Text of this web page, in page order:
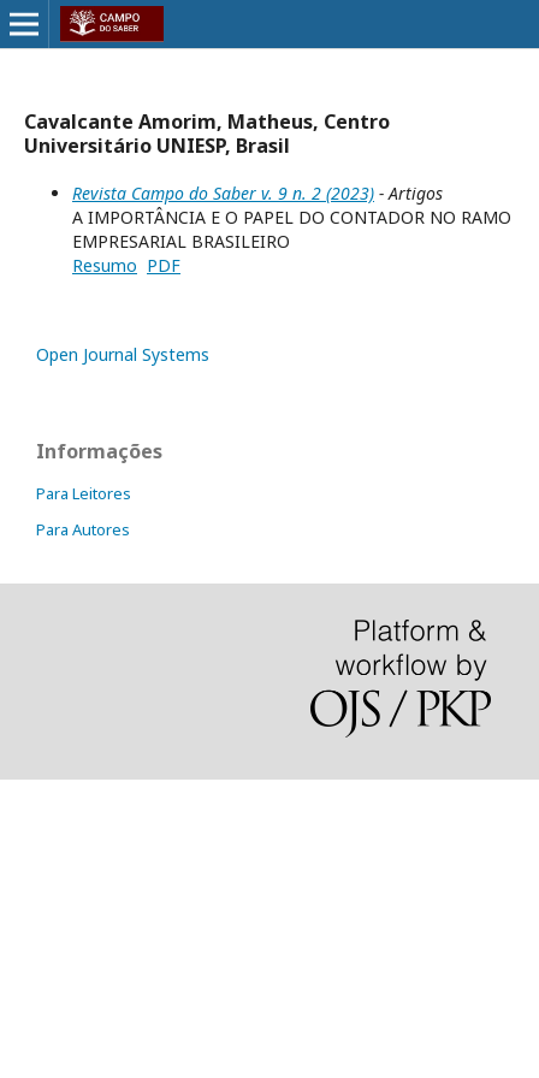
Cavalcante Amorim, Matheus, Centro
Universitário UNIESP, Brasil
Revista Campo do Saber v. 9 n. 2 (2023) - Artigos
A IMPORTÂNCIA E O PAPEL DO CONTADOR NO RAMO
EMPRESARIAL BRASILEIRO
Resumo PDF
Open Journal Systems
Informações
Para Leitores
Para Autores